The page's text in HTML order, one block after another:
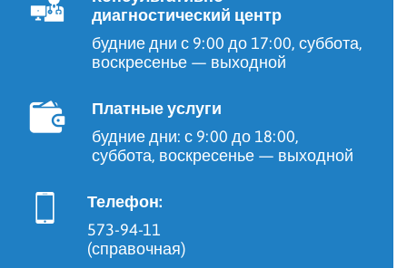
диагностический центр
будние дни с 9:00 до 17:00, суббота,
воскресенье — выходной
Платные услуги
будние дни: с 9:00 до 18:00,
суббота, воскресенье — выходной
Телефон:
573-94-11
(справочная)